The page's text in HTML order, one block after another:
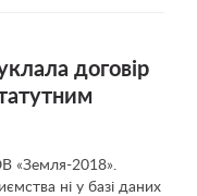
договір
«Земля-2018».
ні у базі даних